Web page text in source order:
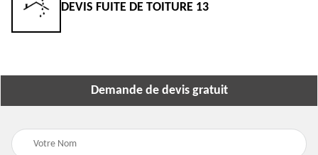
DEVIS FUITE DE TOITURE 13
Demande de devis gratuit